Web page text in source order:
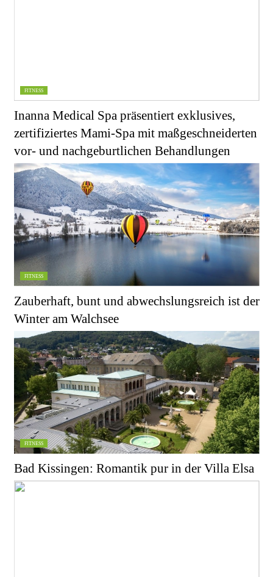
FITNESS
Inanna Medical Spa präsentiert exklusives,
zertifiziertes Mami-Spa mit maßgeschneiderten
vor- und nachgeburtlichen Behandlungen
FITNESS
Zauberhaft, bunt und abwechslungsreich ist der
Winter am Walchsee
FITNESS
Bad Kissingen: Romantik pur in der Villa Elsa